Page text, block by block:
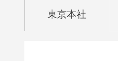
東京本社